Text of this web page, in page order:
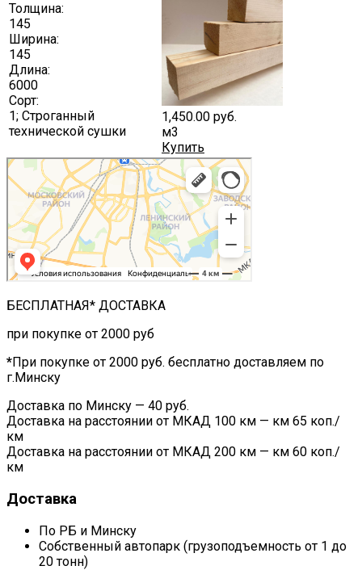
Толщина:
145
Ширина:
145
Длина:
6000
Сорт:
1; Cтроганный
технической сушки
1,450.00 руб.
м3
Купить
БЕСПЛАТНАЯ* ДОСТАВКА
при покупке от 2000 руб
*При покупке от 2000 руб. бесплатно доставляем по
г.Минску
Доставка по Минску — 40 руб.
Доставка на расстоянии от МКАД 100 км — км 65 коп./
км
Доставка на расстоянии от МКАД 200 км — км 60 коп./
км
Доставка
По РБ и Минску
Собственный автопарк (грузоподъемность от 1 до
20 тонн)